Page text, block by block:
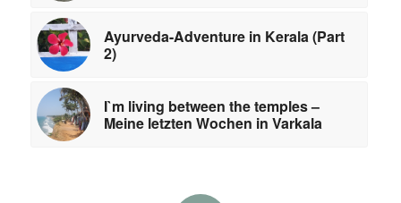
Ayurveda-Adventure in Kerala (Part
2)
I`m living between the temples –
Meine letzten Wochen in Varkala